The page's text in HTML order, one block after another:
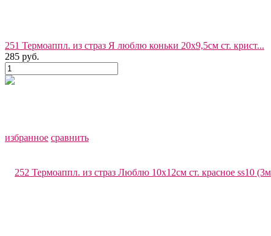
избранное сравнить
251 Термоаппл. из страз Я люблю коньки 20x9,5см ст. крист...
285 руб.